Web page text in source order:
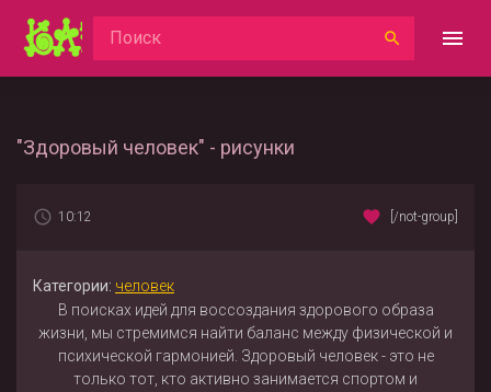
"Здоровый человек" - рисунки
10:12 [/not-group]
Категории: человек
В поисках идей для воссоздания здорового образа
жизни, мы стремимся найти баланс между физической и
психической гармонией. Здоровый человек - это не
только тот, кто активно занимается спортом и